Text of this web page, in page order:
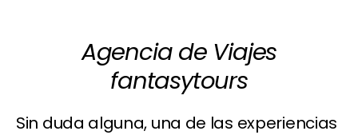
Agencia de Viajes
fantasytours
Sin duda alguna, una de las experiencias